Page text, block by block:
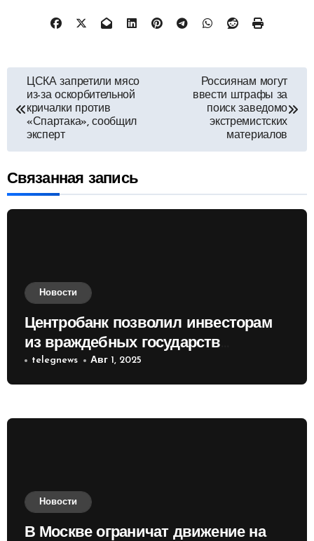
Навигация
по
записям
ЦСКА запретили мясо
из-за оскорбительной
кричалки против
«Спартака», сообщил
эксперт
Россиянам могут
ввести штрафы за
поиск заведомо
экстремистских
материалов
Связанная запись
Новости
Центробанк позволил инвесторам
из враждебных государств
приобретать валюту
telegnews Авг 1, 2025
Новости
В Москве ограничат движение на